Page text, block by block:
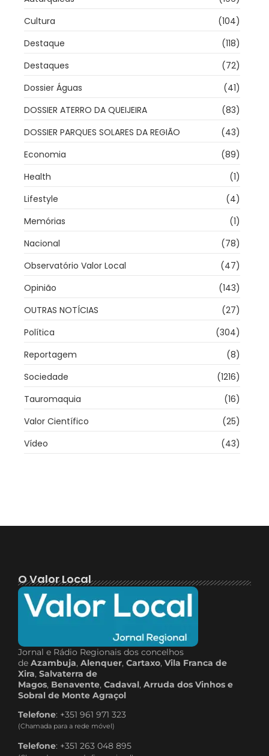
Cultura
(104)
Destaque
(118)
Destaques
(72)
Dossier Águas
(41)
DOSSIER ATERRO DA QUEIJEIRA
(83)
DOSSIER PARQUES SOLARES DA REGIÃO
(43)
Economia
(89)
Health
(1)
Lifestyle
(4)
Memórias
(1)
Nacional
(78)
Observatório Valor Local
(47)
Opinião
(143)
OUTRAS NOTÍCIAS
(27)
Política
(304)
Reportagem
(8)
Sociedade
(1216)
Tauromaquia
(16)
Valor Científico
(25)
Vídeo
(43)
O Valor Local
Jornal e Rádio Regionais dos concelhos
de Azambuja, Alenquer, Cartaxo, Vila Franca de
Xira, Salvaterra de
Magos, Benavente, Cadaval, Arruda dos Vinhos e
Sobral de Monte Agraçol
Telefone: +351 961 971 323
(Chamada para a rede móvel)
Telefone: +351 263 048 895